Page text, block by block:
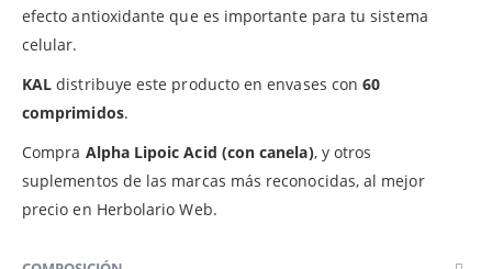
efecto antioxidante que es importante para tu sistema
celular.
KAL distribuye este producto en envases con60
comprimidos.
Compra Alpha Lipoic Acid (con canela), y otros
suplementos de las marcas más reconocidas, al mejor
precio en Herbolario Web.